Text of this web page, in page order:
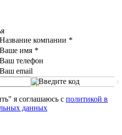
Название компании *
Ваше имя *
Ваш телефон
Ваш email
Введите код
я соглашаюсь с политикой в
данных